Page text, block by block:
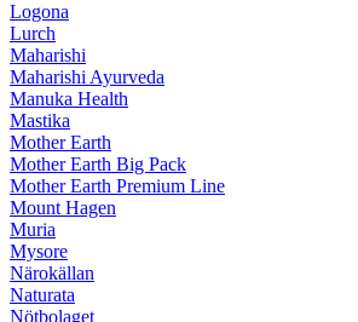
Logona
Lurch
Maharishi
Maharishi Ayurveda
Manuka Health
Mastika
Mother Earth
Mother Earth Big Pack
Mother Earth Premium Line
Mount Hagen
Muria
Mysore
Närokällan
Naturata
Nötbolaget